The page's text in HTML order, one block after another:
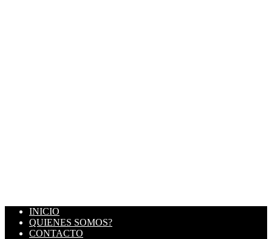
INICIO
QUIENES SOMOS?
CONTACTO